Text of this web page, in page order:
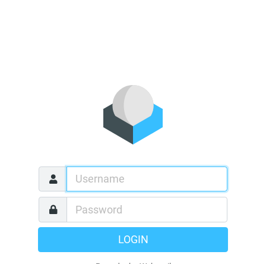
LOGIN